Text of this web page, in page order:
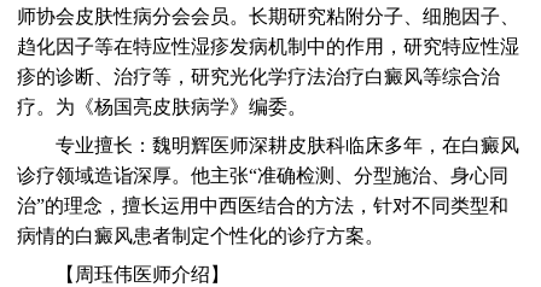
师协会皮肤性病分会会员。长期研究粘附分子、细胞因子、
趋化因子等在特应性湿疹发病机制中的作用，研究特应性湿
疹的诊断、治疗等，研究光化学疗法治疗白癜风等综合治
疗。为《杨国亮皮肤病学》编委。
专业擅长：魏明辉医师深耕皮肤科临床多年，在白癜风
诊疗领域造诣深厚。他主张“准确检测、分型施治、身心同
治”的理念，擅长运用中西医结合的方法，针对不同类型和
病情的白癜风患者制定个性化的诊疗方案。
【周珏伟医师介绍】